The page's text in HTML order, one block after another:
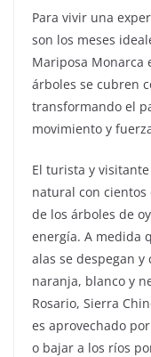
Para vivir una
son los meses
Mariposa Monarca
árboles se cubren
transformando el
movimiento y
El turista y
natural con cientos
de los árboles de
energía. A medida
alas se despegan
naranja, blanco y
Rosario, Sierra
es aprovechado
o bajar a los ríos